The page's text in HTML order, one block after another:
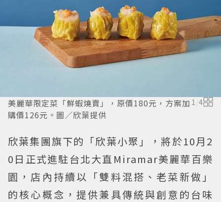
美麗華限定菜「鮮蝦燒賣」，原價180元，方案加
購價126元。圖／欣葉提供
1 /4
欣葉集團旗下的「欣葉小聚」，將於10月2
0日正式進駐台北大直Miramar美麗華百樂
園，店內持續以「雙料混搭、老菜新做」
的核心概念，提供兼具傳統與創意的台味